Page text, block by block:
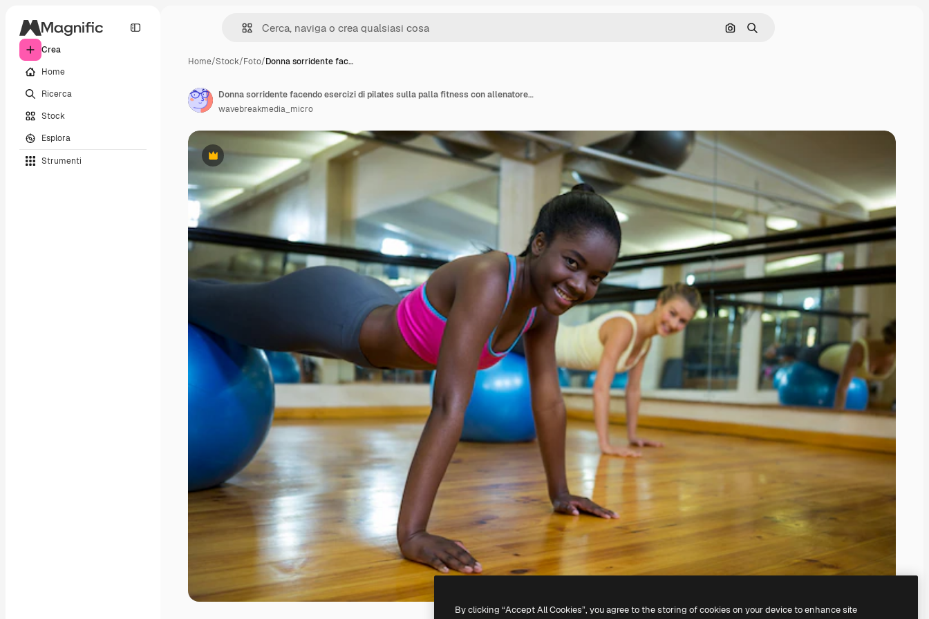
Crea
Home
Ricerca
Stock
Esplora
Strumenti
Cerca per immagine
Ricerca
Home/Stock/Foto/Donna sorridente fac…
Premium
Donna sorridente facendo esercizi di pilates sulla palla fitness con allenatore in studio fitness
wavebreakmedia_micro
By clicking “Accept All Cookies”, you agree to the storing of cookies on your device to enhance site